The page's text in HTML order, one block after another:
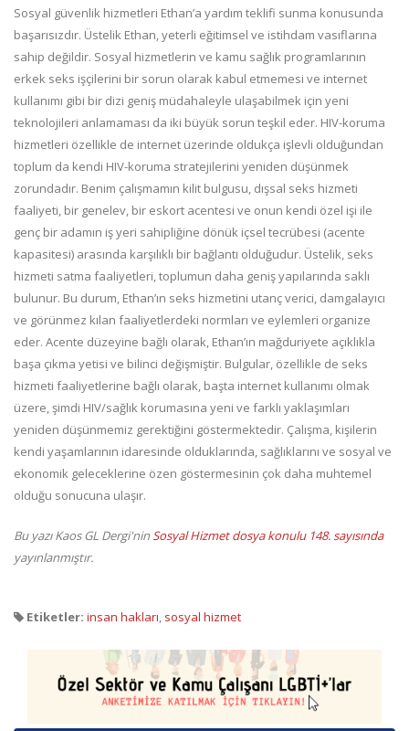
Sosyal güvenlik hizmetleri Ethan’a yardım teklifi sunma konusunda
başarısızdır. Üstelik Ethan, yeterli eğitimsel ve istihdam vasıflarına
sahip değildir. Sosyal hizmetlerin ve kamu sağlık programlarının
erkek seks işçilerini bir sorun olarak kabul etmemesi ve internet
kullanımı gibi bir dizi geniş müdahaleyle ulaşabilmek için yeni
teknolojileri anlamaması da iki büyük sorun teşkil eder. HIV-koruma
hizmetleri özellikle de internet üzerinde oldukça işlevli olduğundan
toplum da kendi HIV-koruma stratejilerini yeniden düşünmek
zorundadır. Benim çalışmamın kilit bulgusu, dışsal seks hizmeti
faaliyeti, bir genelev, bir eskort acentesi ve onun kendi özel işi ile
genç bir adamın iş yeri sahipliğine dönük içsel tecrübesi (acente
kapasitesi) arasında karşılıklı bir bağlantı olduğudur. Üstelik, seks
hizmeti satma faaliyetleri, toplumun daha geniş yapılarında saklı
bulunur. Bu durum, Ethan’ın seks hizmetini utanç verici, damgalayıcı
ve görünmez kılan faaliyetlerdeki normları ve eylemleri organize
eder. Acente düzeyine bağlı olarak, Ethan’ın mağduriyete açıklıkla
başa çıkma yetisi ve bilinci değişmiştir. Bulgular, özellikle de seks
hizmeti faaliyetlerine bağlı olarak, başta internet kullanımı olmak
üzere, şimdi HIV/sağlık korumasına yeni ve farklı yaklaşımları
yeniden düşünmemiz gerektiğini göstermektedir. Çalışma, kişilerin
kendi yaşamlarının idaresinde olduklarında, sağlıklarını ve sosyal ve
ekonomik geleceklerine özen göstermesinin çok daha muhtemel
olduğu sonucuna ulaşır.
Bu yazı Kaos GL Dergi'ninSosyal Hizmet dosya konulu 148. sayısında
yayınlanmıştır.
Etiketler: insan hakları, sosyal hizmet